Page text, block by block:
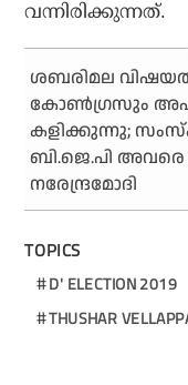
വന്നിരിക്കുന്നത്.
ശബരിമല
കോണ്‍ഗ്രസും
കളിക്കുന്നു;
ബി.ജെ.പി അവരെ
നരേന്ദ്രമോദി
TOPICS
D' ELECTION 2019
THUSHAR